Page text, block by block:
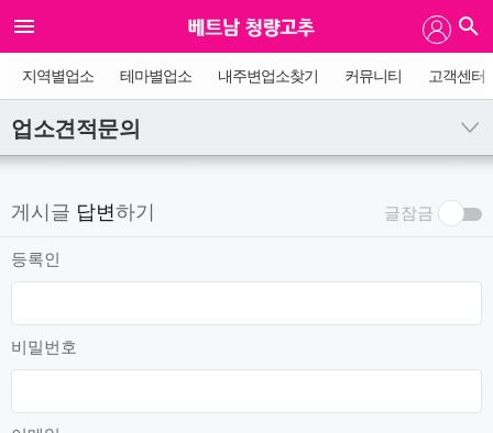
지역별업소 테마별업소 내주변업소찾기 커뮤니티 고객센터
업소견적문의
게시글 답변하기 글잠금
등록인
비밀번호